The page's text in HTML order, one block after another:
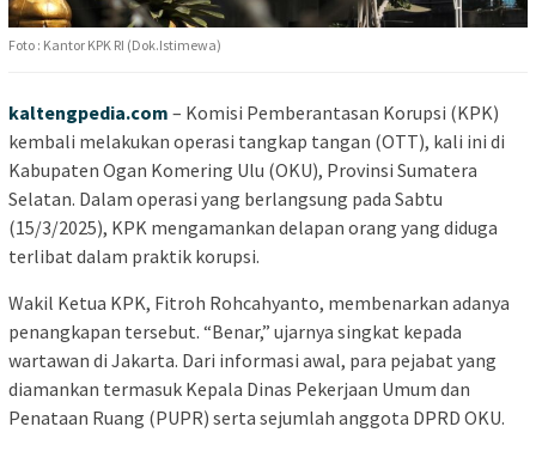
Foto : Kantor KPK RI (Dok.Istimewa)
kaltengpedia.com – Komisi Pemberantasan Korupsi (KPK)
kembali melakukan operasi tangkap tangan (OTT), kali ini di
Kabupaten Ogan Komering Ulu (OKU), Provinsi Sumatera
Selatan. Dalam operasi yang berlangsung pada Sabtu
(15/3/2025), KPK mengamankan delapan orang yang diduga
terlibat dalam praktik korupsi.
Wakil Ketua KPK, Fitroh Rohcahyanto, membenarkan adanya
penangkapan tersebut. “Benar,” ujarnya singkat kepada
wartawan di Jakarta. Dari informasi awal, para pejabat yang
diamankan termasuk Kepala Dinas Pekerjaan Umum dan
Penataan Ruang (PUPR) serta sejumlah anggota DPRD OKU.